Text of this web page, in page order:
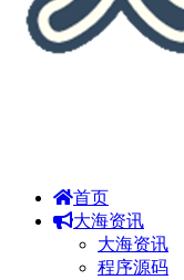
首页
大海资讯
大海资讯
程序源码